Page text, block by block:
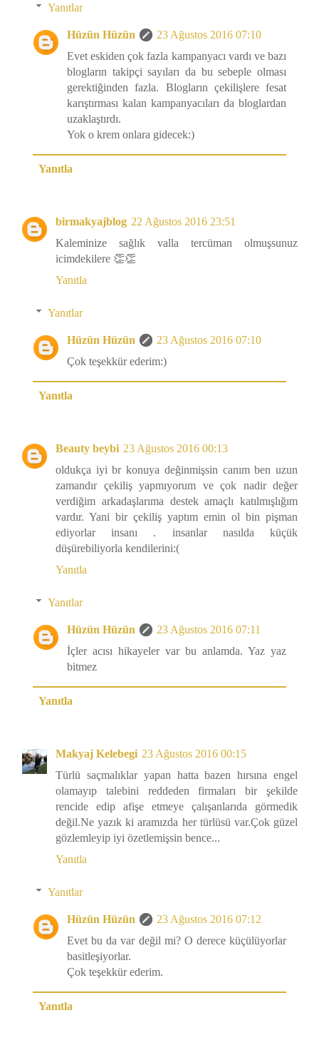
Yanıtlar
Hüzün Hüzün
23 Ağustos 2016 07:10
Evet eskiden çok fazla kampanyacı vardı ve bazı
blogların takipçi sayıları da bu sebeple olması
gerektiğinden fazla. Blogların çekilişlere fesat
karıştırması kalan kampanyacıları da bloglardan
uzaklaştırdı.
Yok o krem onlara gidecek:)
Yanıtla
birmakyajblog 22 Ağustos 2016 23:51
Kaleminize sağlık valla tercüman olmuşsunuz
icimdekilere 👏👏
Yanıtla
Yanıtlar
Hüzün Hüzün
23 Ağustos 2016 07:10
Çok teşekkür ederim:)
Yanıtla
Beauty beybi 23 Ağustos 2016 00:13
oldukça iyi br konuya değinmişsin canım ben uzun
zamandır çekiliş yapmıyorum ve çok nadir değer
verdiğim arkadaşlarıma destek amaçlı katılmışlığım
vardır. Yani bir çekiliş yaptım emin ol bin pişman
ediyorlar insanı . insanlar nasılda küçük
düşürebiliyorla kendilerini:(
Yanıtla
Yanıtlar
Hüzün Hüzün
23 Ağustos 2016 07:11
İçler acısı hikayeler var bu anlamda. Yaz yaz
bitmez
Yanıtla
Makyaj Kelebegi 23 Ağustos 2016 00:15
Türlü saçmalıklar yapan hatta bazen hırsına engel
olamayıp talebini reddeden firmaları bir şekilde
rencide edip afişe etmeye çalışanlarıda görmedik
değil.Ne yazık ki aramızda her türlüsü var.Çok güzel
gözlemleyip iyi özetlemişsin bence...
Yanıtla
Yanıtlar
Hüzün Hüzün
23 Ağustos 2016 07:12
Evet bu da var değil mi? O derece küçülüyorlar
basitleşiyorlar.
Çok teşekkür ederim.
Yanıtla